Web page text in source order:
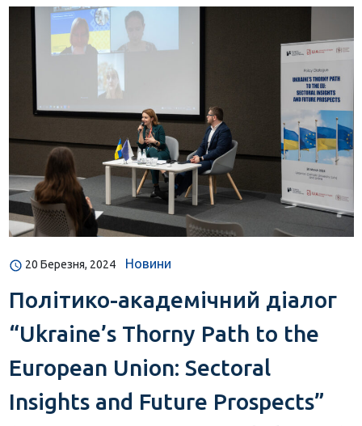
20 Березня, 2024 Новини
Політико-академічний діалог
“Ukraine’s Thorny Path to the
European Union: Sectoral
Insights and Future Prospects”